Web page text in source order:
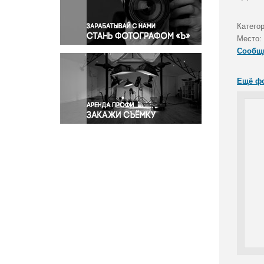
Правосудие
Происшествия и конфликты
Религия
Светская жизнь
Спорт
Экология
Экономика и бизнес
Место:
Ещё